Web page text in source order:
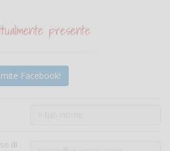
presente
Facebook!
di